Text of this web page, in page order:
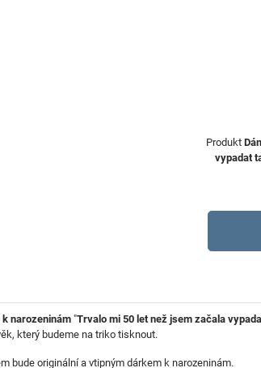
Produkt
vypadat
k narozeninám "Trvalo mi 50 let než jsem začala
který budeme na triko tisknout.
bude originální a vtipným dárkem k narozeninám.